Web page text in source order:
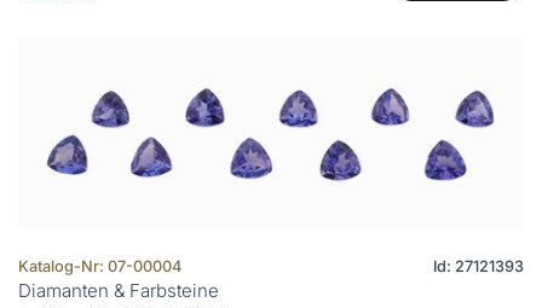
Katalog-Nr: 07-00004 Id: 27121393
Diamanten & Farbsteine